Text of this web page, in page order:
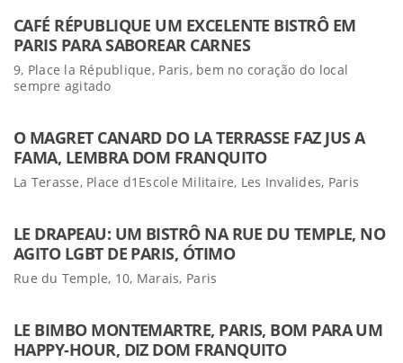
CAFÉ RÉPUBLIQUE UM EXCELENTE BISTRÔ EM
PARIS PARA SABOREAR CARNES
9, Place la République, Paris, bem no coração do local
sempre agitado
O MAGRET CANARD DO LA TERRASSE FAZ JUS A
FAMA, LEMBRA DOM FRANQUITO
La Terasse, Place d1Escole Militaire, Les Invalides, Paris
LE DRAPEAU: UM BISTRÔ NA RUE DU TEMPLE, NO
AGITO LGBT DE PARIS, ÓTIMO
Rue du Temple, 10, Marais, Paris
LE BIMBO MONTEMARTRE, PARIS, BOM PARA UM
HAPPY-HOUR, DIZ DOM FRANQUITO